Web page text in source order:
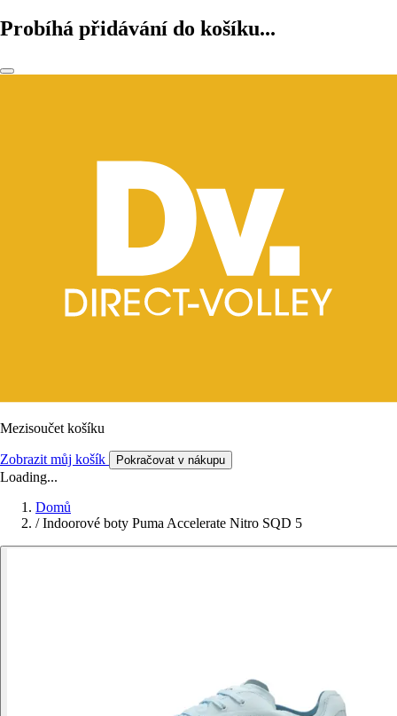
Probíhá přidávání do košíku...
Mezisoučet košíku
Zobrazit můj košík Pokračovat v nákupu
Loading...
Domů
/ Indoorové boty Puma Accelerate Nitro SQD 5